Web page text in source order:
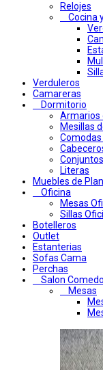
Relojes
Cocina
Verduleros
Camareras
Dormitorio
Armarios
Mesillas
Literas
Muebles de
Oficina
Mesas
Sillas
Botelleros
Outlet
Estanterias
Sofas Cama
Perchas
Salon
Mesas